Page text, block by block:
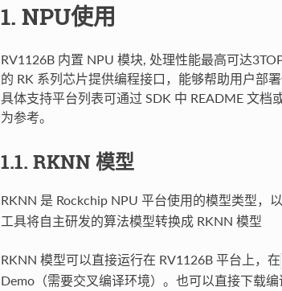
1. NPU使用
RV1126B 内置 NPU 模块, 处理性能最高可达
的 RK 系列芯片提供编程接口，能够帮助用户部
具体支持平台列表可通过 SDK 中 README 文档
为参考。
1.1. RKNN 模型
RKNN 是 Rockchip NPU 平台使用的模型类型，以
工具将自主研发的算法模型转换成 RKNN 模型
RKNN 模型可以直接运行在 RV1126B 平台上，在
Demo（需要交叉编译环境）。也可以直接下载编